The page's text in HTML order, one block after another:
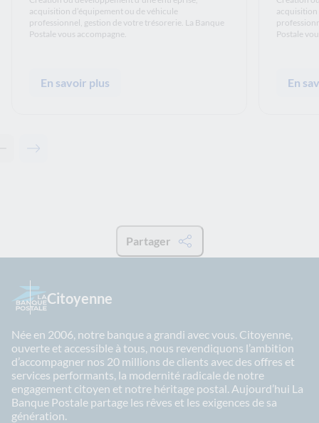
acquisition d’équipement ou de véhicule
professionnel, gestion de votre trésorerie. La Banque
Postale vous accompagne.
En savoir plus
acquisition
Postale
En
Contenu précédent - Les solutions de La Banque Postale
Contenu suivant - Les solutions de La Banque Postale
Partager
Citoyenne
Née en 2006, notre banque a grandi avec vous. Citoyenne,
ouverte et accessible à tous, nous revendiquons l’ambition
d’accompagner nos 20 millions de clients avec des offres et
services performants, la modernité radicale de notre
engagement citoyen et notre héritage postal. Aujourd’hui La
Banque Postale partage les rêves et les exigences de sa
génération.